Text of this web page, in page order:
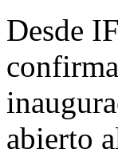
Desde
abierto